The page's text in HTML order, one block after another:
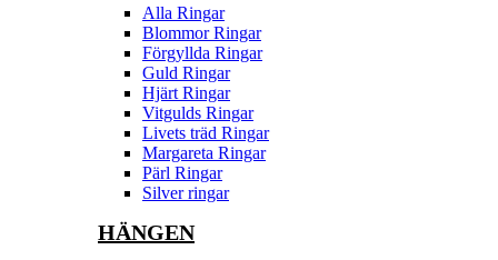
Alla Ringar
Blommor Ringar
Förgyllda Ringar
Guld Ringar
Hjärt Ringar
Vitgulds Ringar
Livets träd Ringar
Margareta Ringar
Pärl Ringar
Silver ringar
HÄNGEN